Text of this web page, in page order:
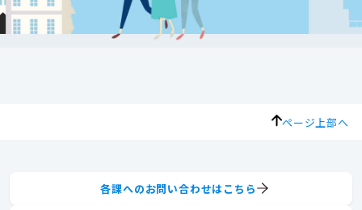
ページ上部へ
各課へのお問い合わせはこちら